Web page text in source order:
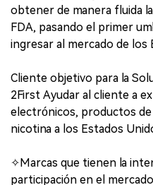
obtener de manera fluida
FDA, pasando el primer
ingresar al mercado de los
Cliente objetivo para la
2First Ayudar al cliente a
electrónicos, productos
nicotina a los Estados
✧Marcas que tienen la
participación en el